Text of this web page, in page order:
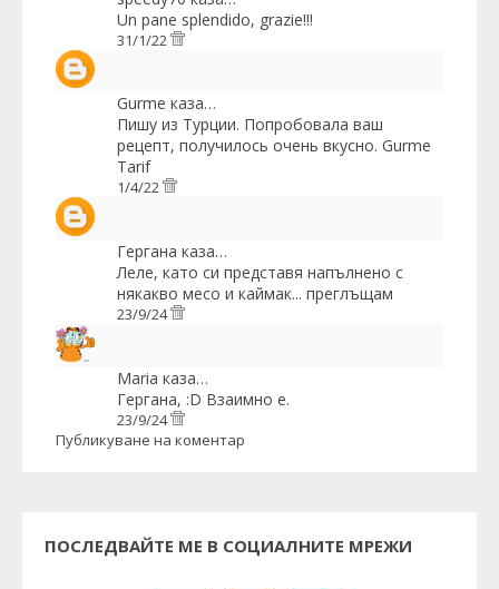
Un pane splendido, grazie!!!
31/1/22
Gurme каза…
Пишу из Турции. Попробовала ваш
рецепт, получилось очень вкусно. Gurme
Tarif
1/4/22
Гергана каза…
Леле, като си представя напълнено с
някакво месо и каймак... преглъщам
23/9/24
Maria каза…
Гергана, :D Взаимно е.
23/9/24
Публикуване на коментар
ПОСЛЕДВАЙТЕ МЕ В СОЦИАЛНИТЕ МРЕЖИ